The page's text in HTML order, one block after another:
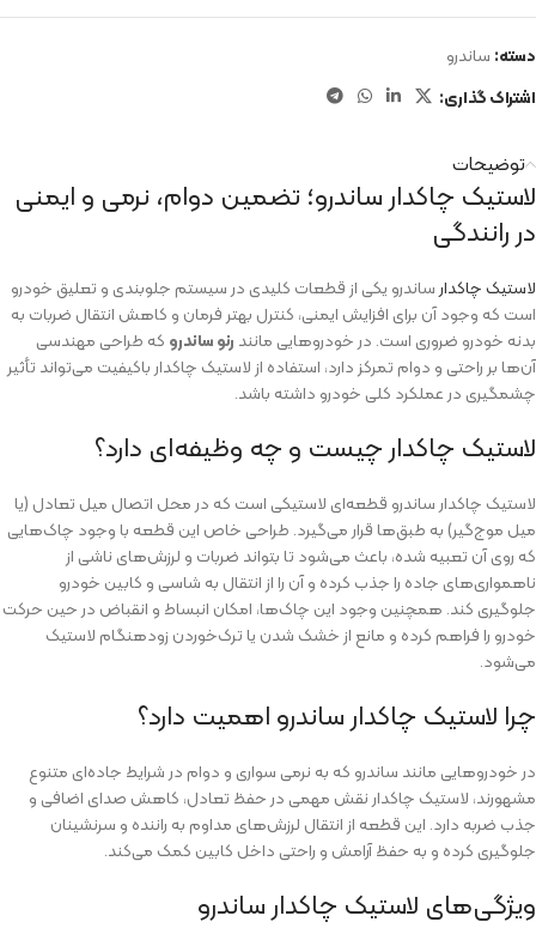
دسته: ساندرو
اشتراک گذاری:
توضیحات
لاستیک چاکدار ساندرو؛ تضمین دوام، نرمی و ایمنی
در رانندگی
لاستیک چاکدارساندرو یکی از قطعات کلیدی در سیستم جلوبندی و تعلیق خودرو
است که وجود آن برای افزایش ایمنی، کنترل بهتر فرمان و کاهش انتقال ضربات به
بدنه خودرو ضروری است. در خودروهایی مانند رنو ساندرو که طراحی مهندسی
آن‌ها بر راحتی و دوام تمرکز دارد، استفاده از لاستیک چاکدار باکیفیت می‌تواند تأثیر
چشمگیری در عملکرد کلی خودرو داشته باشد.
لاستیک چاکدار چیست و چه وظیفه‌ای دارد؟
لاستیک چاکدار ساندرو قطعه‌ای لاستیکی است که در محل اتصال میل تعادل (یا
میل موج‌گیر) به طبق‌ها قرار می‌گیرد. طراحی خاص این قطعه با وجود چاک‌هایی
که روی آن تعبیه شده، باعث می‌شود تا بتواند ضربات و لرزش‌های ناشی از
ناهمواری‌های جاده را جذب کرده و آن را از انتقال به شاسی و کابین خودرو
جلوگیری کند. همچنین وجود این چاک‌ها، امکان انبساط و انقباض در حین حرکت
خودرو را فراهم کرده و مانع از خشک شدن یا ترک‌خوردن زودهنگام لاستیک
می‌شود.
چرا لاستیک چاکدار ساندرو اهمیت دارد؟
در خودروهایی مانند ساندرو که به نرمی سواری و دوام در شرایط جاده‌ای متنوع
مشهورند، لاستیک چاکدار نقش مهمی در حفظ تعادل، کاهش صدای اضافی و
جذب ضربه دارد. این قطعه از انتقال لرزش‌های مداوم به راننده و سرنشینان
جلوگیری کرده و به حفظ آرامش و راحتی داخل کابین کمک می‌کند.
ویژگی‌های لاستیک چاکدار ساندرو